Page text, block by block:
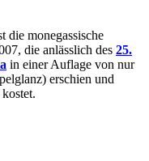
die monegassische
die anlässlich des 25.
in einer Auflage von nur
erschien und
kostet.